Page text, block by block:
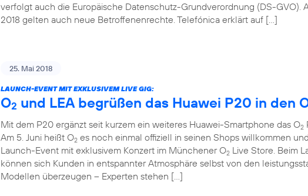
verfolgt auch die Europäische Datenschutz-Grundverordnung (DS-GVO).
2018 gelten auch neue Betroffenenrechte. Telefónica erklärt auf […]
25. Mai 2018
LAUNCH-EVENT MIT EXKLUSIVEM LIVE GIG:
O2 und LEA begrüßen das Huawei P20 in den
Mit dem P20 ergänzt seit kurzem ein weiteres Huawei-Smartphone das O2
Am 5. Juni heißt O2 es noch einmal offiziell in seinen Shops willkommen
Launch-Event mit exklusivem Konzert im Münchener O2 Live Store. Beim
können sich Kunden in entspannter Atmosphäre selbst von den
Modellen überzeugen – Experten stehen […]